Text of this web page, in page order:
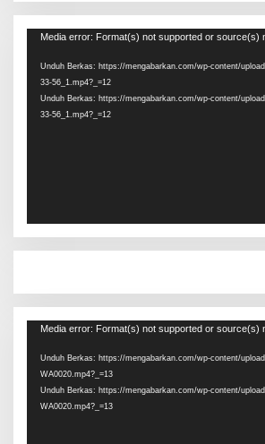
Pemutar
Media error: Format(s) not supported or source(s)
Unduh Berkas: https://mengabarkan.com/wp-content/
33-56_1.mp4?_=12
Unduh Berkas: https://mengabarkan.com/wp-content/
33-56_1.mp4?_=12
Pemutar
Media error: Format(s) not supported or source(s)
Unduh Berkas: https://mengabarkan.com/wp-content/
WA0020.mp4?_=13
Unduh Berkas: https://mengabarkan.com/wp-content/
WA0020.mp4?_=13